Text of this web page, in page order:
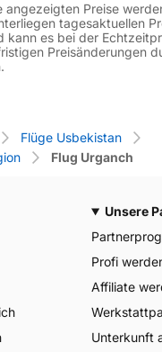
angezeigten Preise
tagesaktuellen
kann es bei der
Preisänderungen
Flüge Usbekistan
Flug Urganch
Unsere
Profi
Affiliate
Unterkunft